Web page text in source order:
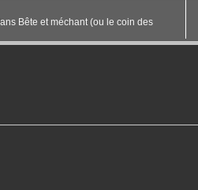
Bête et méchant (ou le coin des